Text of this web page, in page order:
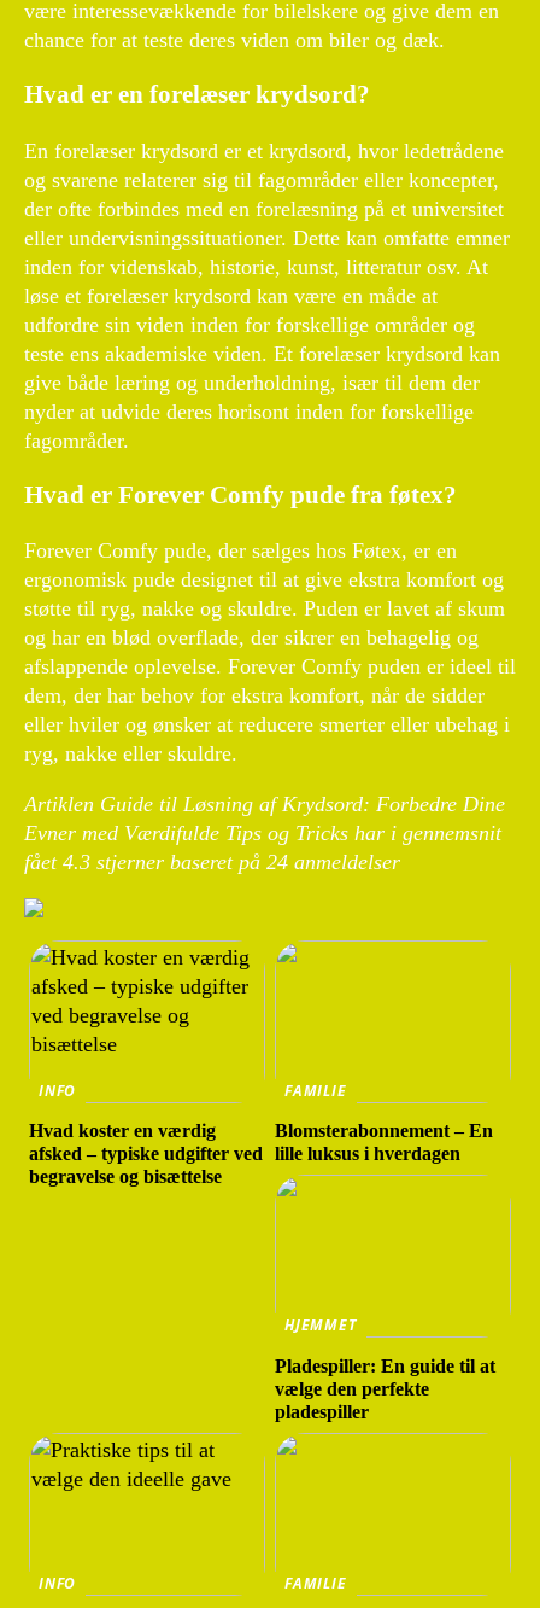
være interessevækkende for bilelskere og give dem en
chance for at teste deres viden om biler og dæk.
Hvad er en forelæser krydsord?
En forelæser krydsord er et krydsord, hvor ledetrådene
og svarene relaterer sig til fagområder eller koncepter,
der ofte forbindes med en forelæsning på et universitet
eller undervisningssituationer. Dette kan omfatte emner
inden for videnskab, historie, kunst, litteratur osv. At
løse et forelæser krydsord kan være en måde at
udfordre sin viden inden for forskellige områder og
teste ens akademiske viden. Et forelæser krydsord kan
give både læring og underholdning, især til dem der
nyder at udvide deres horisont inden for forskellige
fagområder.
Hvad er Forever Comfy pude fra føtex?
Forever Comfy pude, der sælges hos Føtex, er en
ergonomisk pude designet til at give ekstra komfort og
støtte til ryg, nakke og skuldre. Puden er lavet af skum
og har en blød overflade, der sikrer en behagelig og
afslappende oplevelse. Forever Comfy puden er ideel til
dem, der har behov for ekstra komfort, når de sidder
eller hviler og ønsker at reducere smerter eller ubehag i
ryg, nakke eller skuldre.
Artiklen Guide til Løsning af Krydsord: Forbedre Dine
Evner med Værdifulde Tips og Tricks har i gennemsnit
fået 4.3 stjerner baseret på 24 anmeldelser
INFO
Hvad koster en værdig
afsked – typiske udgifter ved
begravelse og bisættelse
FAMILIE
Blomsterabonnement – En
lille luksus i hverdagen
HJEMMET
Pladespiller: En guide til at
vælge den perfekte
pladespiller
INFO
FAMILIE